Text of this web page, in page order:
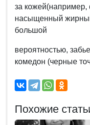
за кожей(например,
насыщенный
большой
вероятностью,
комедон (черные
Похожие